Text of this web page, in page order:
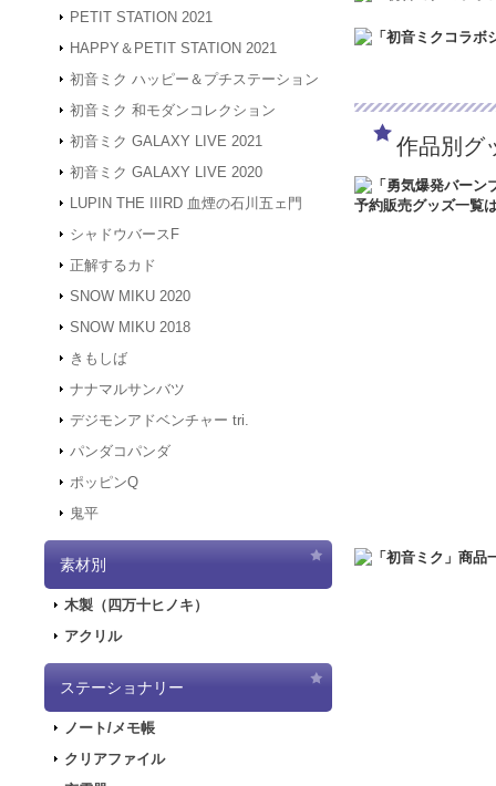
PETIT STATION 2021
HAPPY＆PETIT STATION 2021
初音ミク ハッピー＆プチステーション
初音ミク 和モダンコレクション
初音ミク GALAXY LIVE 2021
初音ミク GALAXY LIVE 2020
LUPIN THE IIIRD 血煙の石川五ェ門
シャドウバースF
正解するカド
SNOW MIKU 2020
SNOW MIKU 2018
きもしば
ナナマルサンバツ
デジモンアドベンチャー tri.
パンダコパンダ
ポッピンQ
鬼平
素材別
木製（四万十ヒノキ）
アクリル
ステーショナリー
ノート/メモ帳
クリアファイル
2023.4.16 【GW休
間、GW休業となり
2023.2.6
2022.1.19メンテナ
2022.1.7システム
アクセスできない
2021.7.7東京オリ
作品別グ